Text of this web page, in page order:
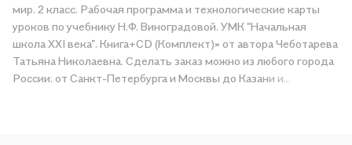
мир. 2 класс. Рабочая программа и технологические карты
уроков по учебнику Н.Ф. Виноградовой. УМК "Начальная
школа XXI века". Книга+CD (Комплект)» от автора Чеботарева
Татьяна Николаевна. Сделать заказ можно из любого города
России: от Санкт-Петербурга и Москвы до Казани и